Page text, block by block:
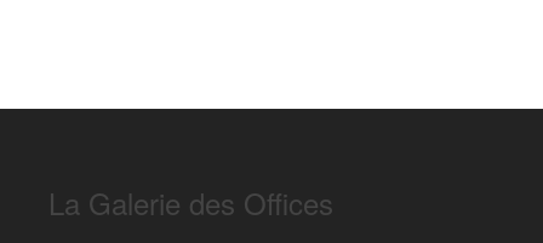
La Galerie des Offices